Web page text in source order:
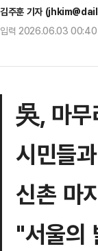
김주훈 기자
입력 2026.06.03
吳, 마무
시민들
신촌 마
"서울의